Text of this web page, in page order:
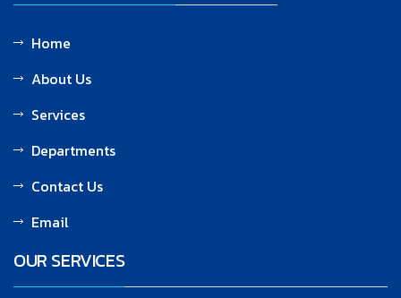
Home
About Us
Services
Departments
Contact Us
Email
OUR SERVICES